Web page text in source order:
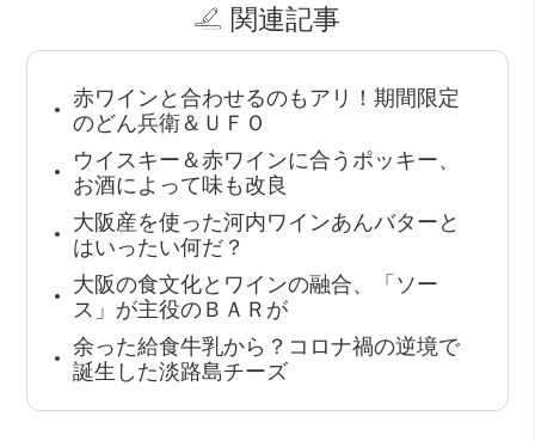
関連記事
赤ワインと合わせるのもアリ！期間限定
のどん兵衛＆ＵＦＯ
ウイスキー＆赤ワインに合うポッキー、
お酒によって味も改良
大阪産を使った河内ワインあんバターと
はいったい何だ？
大阪の食文化とワインの融合、「ソー
ス」が主役のＢＡＲが
余った給食牛乳から？コロナ禍の逆境で
誕生した淡路島チーズ